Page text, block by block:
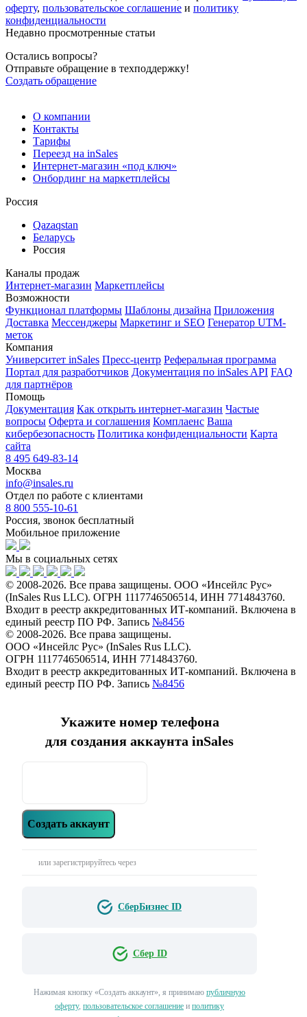
оферту, пользовательское соглашение и политику
конфиденциальности
Недавно просмотренные статьи
Остались вопросы?
Отправьте обращение в техподдержку!
Создать обращение
О компании
Контакты
Тарифы
Переезд на inSales
Интернет-магазин «под ключ»
Онбординг на маркетплейсы
Россия
Qazaqstan
Беларусь
Россия
Каналы продаж
Интернет-магазин Маркетплейсы
Возможности
Функционал платформы Шаблоны дизайна Приложения
Доставка Мессенджеры Маркетинг и SEO Генератор UTM-
меток
Компания
Университет inSales Пресс-центр Реферальная программа
Портал для разработчиков Документация по inSales API FAQ
для партнёров
Помощь
Документация Как открыть интернет-магазин Частые
вопросы Оферта и соглашения Комплаенс Ваша
кибербезопасность Политика конфиденциальности Карта
сайта
8 495 649-83-14
Москва
info@insales.ru
Отдел по работе с клиентами
8 800 555-10-61
Россия, звонок бесплатный
Мобильное приложение
Мы в социальных сетях
© 2008-2026. Все права защищены. ООО «Инсейлс Рус»
(InSales Rus LLC). ОГРН 1117746506514, ИНН 7714843760.
Входит в реестр аккредитованных ИТ-компаний. Включена в
единый реестр ПО РФ. Запись №8456
© 2008-2026. Все права защищены.
ООО «Инсейлс Рус» (InSales Rus LLC).
ОГРН 1117746506514, ИНН 7714843760.
Входит в реестр аккредитованных ИТ-компаний. Включена в
единый реестр ПО РФ. Запись №8456
Укажите номер телефона
для создания аккаунта inSales
Создать аккаунт
или зарегистрируйтесь через
СберБизнес ID
Сбер ID
Нажимая кнопку «‎Создать аккаунт»‎, я принимаю публичную
оферту, пользовательское соглашение и политику